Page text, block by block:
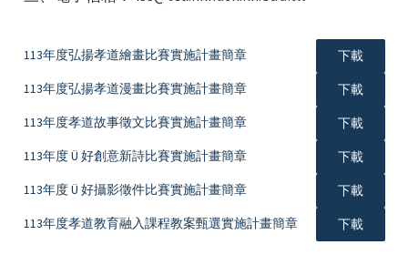
113年度弘揚孝道繪畫比賽實施計畫簡章 下載
113年度弘揚孝道漫畫比賽實施計畫簡章 下載
113年度孝道故事徵文比賽實施計畫簡章 下載
113年度 Ü 好創意新詩比賽實施計畫簡章 下載
113年度 Ü 好攝影徵件比賽實施計畫簡章 下載
113年度孝道教育融入課程教案甄選實施計畫簡章 下載